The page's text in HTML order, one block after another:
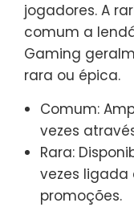
jogadores. A
comum a
Gaming
rara ou épica.
Comum:
vezes
Rara:
vezes ligada
promoções.